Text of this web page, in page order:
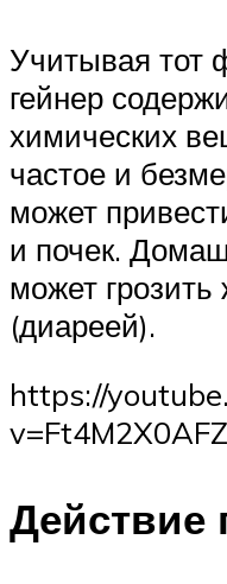
Учитывая тот
гейнер
химических
частое и
может
и почек.
может
(диареей).
https://
Действие